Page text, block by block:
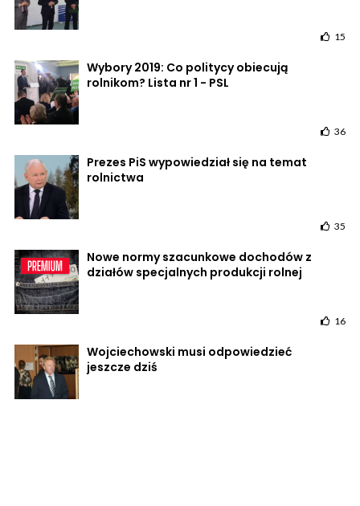
15
Wybory 2019: Co politycy obiecują
rolnikom? Lista nr 1 - PSL
36
Prezes PiS wypowiedział się na temat
rolnictwa
35
Nowe normy szacunkowe dochodów z
działów specjalnych produkcji rolnej
16
Wojciechowski musi odpowiedzieć
jeszcze dziś